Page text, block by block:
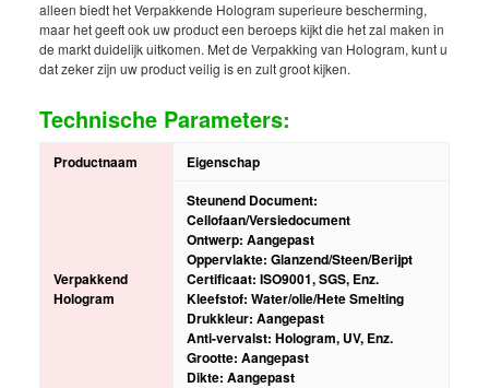
alleen biedt het Verpakkende Hologram superieure bescherming,
maar het geeft ook uw product een beroeps kijkt die het zal maken in
de markt duidelijk uitkomen. Met de Verpakking van Hologram, kunt u
dat zeker zijn uw product veilig is en zult groot kijken.
Technische Parameters:
Productnaam Eigenschap
Verpakkend
Hologram
Steunend Document:
Cellofaan/Versiedocument
Ontwerp: Aangepast
Oppervlakte: Glanzend/Steen/Berijpt
Certificaat: ISO9001, SGS, Enz.
Kleefstof: Water/olie/Hete Smelting
Drukkleur: Aangepast
Anti-vervalst: Hologram, UV, Enz.
Grootte: Aangepast
Dikte: Aangepast